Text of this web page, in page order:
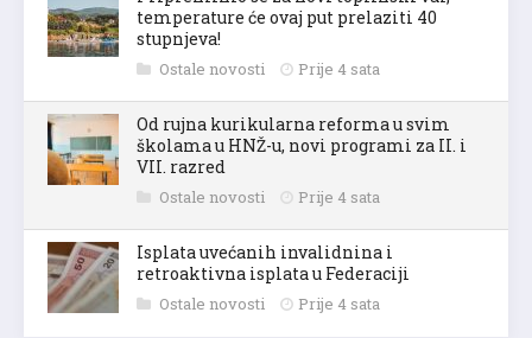
temperature će ovaj put prelaziti 40
stupnjeva!
Ostale novosti Prije 4 sata
Od rujna kurikularna reforma u svim
školama u HNŽ-u, novi programi za II. i
VII. razred
Ostale novosti Prije 4 sata
Isplata uvećanih invalidnina i
retroaktivna isplata u Federaciji
Ostale novosti Prije 4 sata